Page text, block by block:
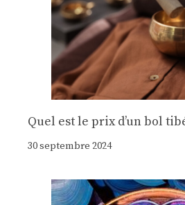
Quel est le prix d’un bol
30 septembre 2024